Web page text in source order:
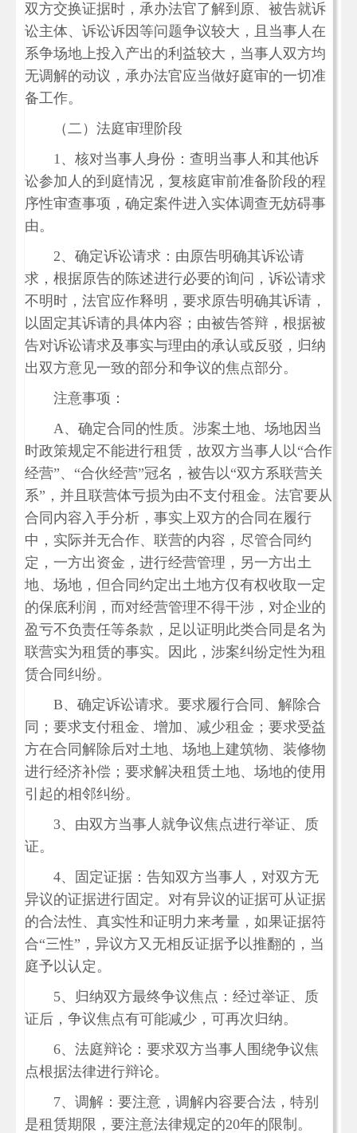
双方交换证据时，承办法官了解到原、被告就诉
讼主体、诉讼诉因等问题争议较大，且当事人在
系争场地上投入产出的利益较大，当事人双方均
无调解的动议，承办法官应当做好庭审的一切准
备工作。
（二）法庭审理阶段
1、核对当事人身份：查明当事人和其他诉
讼参加人的到庭情况，复核庭审前准备阶段的程
序性审查事项，确定案件进入实体调查无妨碍事
由。
2、确定诉讼请求：由原告明确其诉讼请
求，根据原告的陈述进行必要的询问，诉讼请求
不明时，法官应作释明，要求原告明确其诉请，
以固定其诉请的具体内容；由被告答辩，根据被
告对诉讼请求及事实与理由的承认或反驳，归纳
出双方意见一致的部分和争议的焦点部分。
注意事项：
A、确定合同的性质。涉案土地、场地因当
时政策规定不能进行租赁，故双方当事人以“合作
经营”、“合伙经营”冠名，被告以“双方系联营关
系”，并且联营体亏损为由不支付租金。法官要从
合同内容入手分析，事实上双方的合同在履行
中，实际并无合作、联营的内容，尽管合同约
定，一方出资金，进行经营管理，另一方出土
地、场地，但合同约定出土地方仅有权收取一定
的保底利润，而对经营管理不得干涉，对企业的
盈亏不负责任等条款，足以证明此类合同是名为
联营实为租赁的事实。因此，涉案纠纷定性为租
赁合同纠纷。
B、确定诉讼请求。要求履行合同、解除合
同；要求支付租金、增加、减少租金；要求受益
方在合同解除后对土地、场地上建筑物、装修物
进行经济补偿；要求解决租赁土地、场地的使用
引起的相邻纠纷。
3、由双方当事人就争议焦点进行举证、质
证。
4、固定证据：告知双方当事人，对双方无
异议的证据进行固定。对有异议的证据可从证据
的合法性、真实性和证明力来考量，如果证据符
合“三性”，异议方又无相反证据予以推翻的，当
庭予以认定。
5、归纳双方最终争议焦点：经过举证、质
证后，争议焦点有可能减少，可再次归纳。
6、法庭辩论：要求双方当事人围绕争议焦
点根据法律进行辩论。
7、调解：要注意，调解内容要合法，特别
是租赁期限，要注意法律规定的20年的限制。